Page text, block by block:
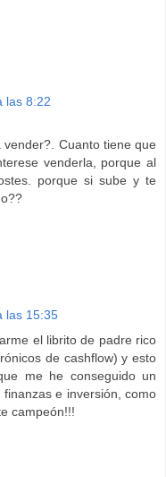
las 8:22
Cuanto tiene que
venderla, porque al
porque si sube y te
las 15:35
el librito de padre rico
de cashflow) y esto
me he conseguido un
e inversión, como
campeón!!!